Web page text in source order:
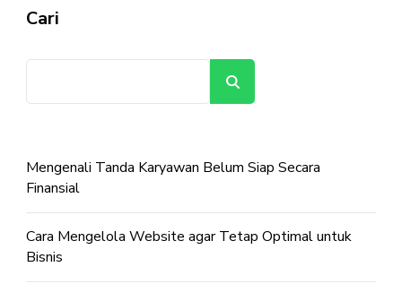
Cari
Mengenali Tanda Karyawan Belum Siap Secara
Finansial
Cara Mengelola Website agar Tetap Optimal untuk
Bisnis